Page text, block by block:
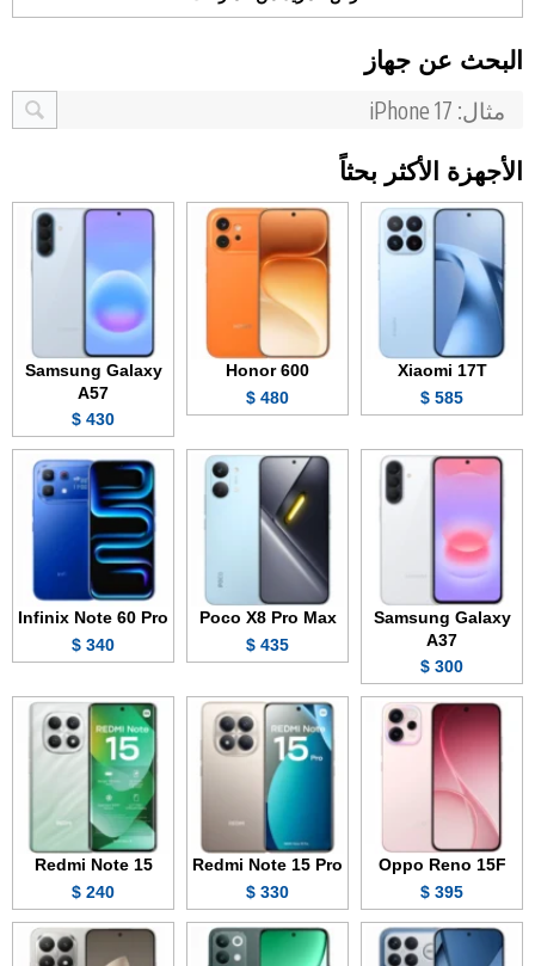
البحث عن جهاز
الأجهزة الأكثر بحثاً
Xiaomi 17T
585 $
Honor 600
480 $
Samsung Galaxy
A57
430 $
Samsung Galaxy
A37
300 $
Poco X8 Pro Max
435 $
Infinix Note 60 Pro
340 $
Oppo Reno 15F
395 $
Redmi Note 15 Pro
330 $
Redmi Note 15
240 $